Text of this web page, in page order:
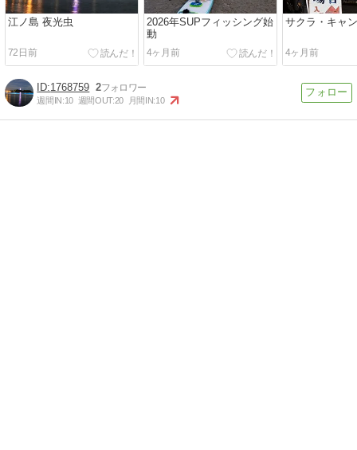
江ノ島 夜光虫
72日前
2026年SUPフィッシング始
動
4ヶ月前
サクラ・キャ
4ヶ月前
1768759 2
週間IN:10 週間OUT:20 月間IN:10